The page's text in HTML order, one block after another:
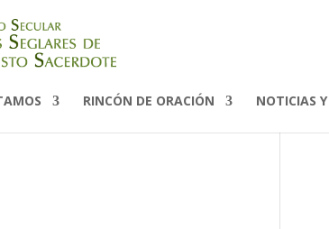
RINCÓN DE ORACIÓN NOTICIAS